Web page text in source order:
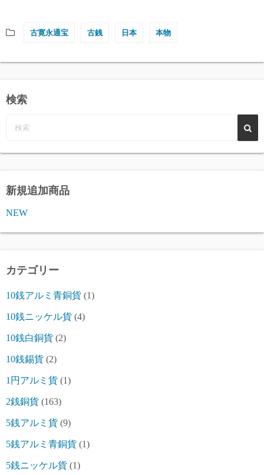
古寛永通宝 古銭 日本 本物
検索
新規追加商品
NEW
カテゴリー
10銭アルミ青銅貨 (1)
10銭ニッケル貨 (4)
10銭白銅貨 (2)
10銭錫貨 (2)
1円アルミ貨 (1)
2銭銅貨 (163)
5銭アルミ貨 (9)
5銭アルミ青銅貨 (1)
5銭ニッケル貨 (1)